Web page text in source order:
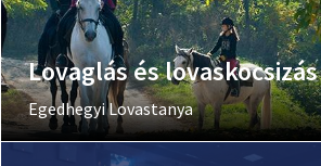
Lovaglás és lovaskocsizás
Egedhegyi Lovastanya